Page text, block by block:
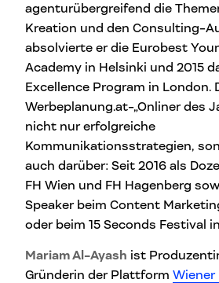
agenturübergreifend die
Kreation und den Consulting-
absolvierte er die Eurobest
Academy in Helsinki und 2015
Excellence Program in London.
Werbeplanung.at-„Onliner des
nicht nur erfolgreiche
Kommunikationsstrategien,
auch darüber: Seit 2016 als
FH Wien und FH Hagenberg
Speaker beim Content
oder beim 15 Seconds Festival
Mariam Al-Ayash ist
Gründerin der Plattform